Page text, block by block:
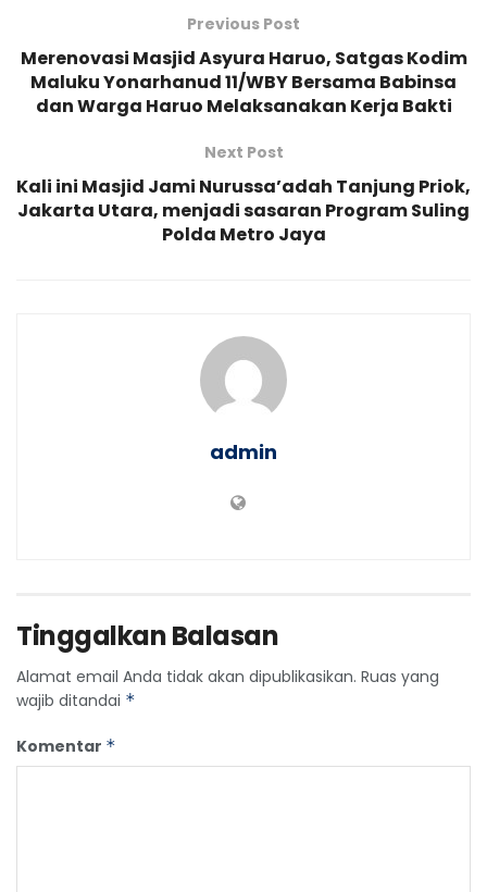
Previous Post
Merenovasi Masjid Asyura Haruo, Satgas Kodim
Maluku Yonarhanud 11/WBY Bersama Babinsa
dan Warga Haruo Melaksanakan Kerja Bakti
Next Post
Kali ini Masjid Jami Nurussa’adah Tanjung Priok,
Jakarta Utara, menjadi sasaran Program Suling
Polda Metro Jaya
admin
Tinggalkan Balasan
Alamat email Anda tidak akan dipublikasikan. Ruas yang
wajib ditandai *
Komentar *